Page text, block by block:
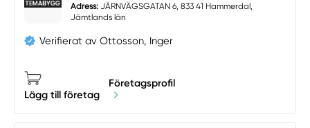
Adress: JÄRNVÄGSGATAN 6, 833 41 Hammerdal,
Jämtlands län
Verifierat av Ottosson, Inger
Lägg till företag
Företagsprofil